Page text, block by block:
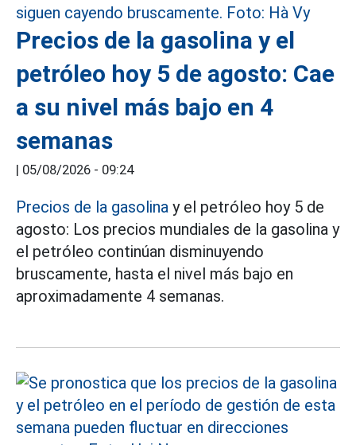
Precios de la gasolina y el
petróleo hoy 5 de agosto: Cae
a su nivel más bajo en 4
semanas
| 05/08/2026 - 09:24
Precios de la gasolina y el petróleo hoy 5 de
agosto: Los precios mundiales de la gasolina y
el petróleo continúan disminuyendo
bruscamente, hasta el nivel más bajo en
aproximadamente 4 semanas.